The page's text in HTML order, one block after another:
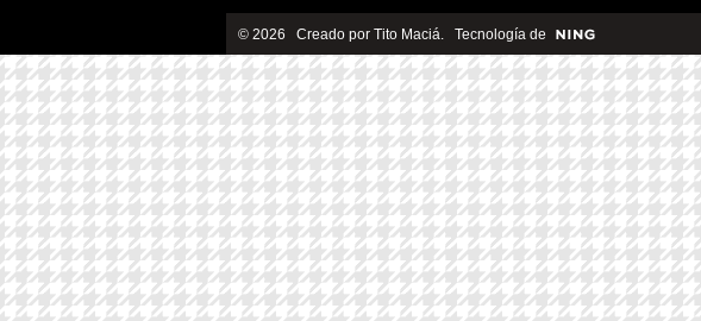
© 2026 Creado por Tito Maciá. Tecnología de